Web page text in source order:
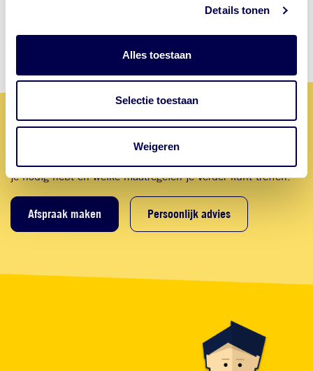
Details tonen
Alles toestaan
Selectie toestaan
Weigeren
Tekort aan rabiës vaccin, wat nu?
Maak nu een afspraak
je nodig hebt en welke maatregelen je verder kunt treffen.
Afspraak maken Persoonlijk advies